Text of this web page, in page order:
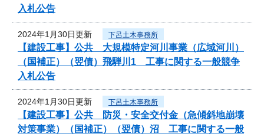
入札公告
2024年1月30日更新 下呂土木事務所
【建設工事】公共 大規模特定河川事業（広域河川）
（国補正）（翌債）飛騨川1 工事に関する一般競争
入札公告
2024年1月30日更新 下呂土木事務所
【建設工事】公共 防災・安全交付金（急傾斜地崩壊
対策事業）（国補正）（翌債）沼 工事に関する一般